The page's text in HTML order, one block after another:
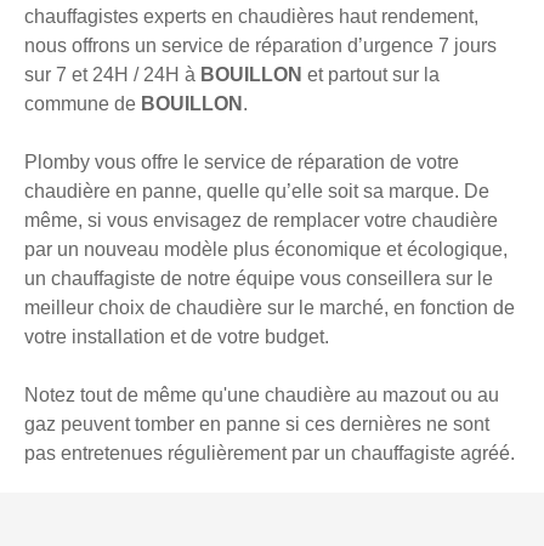
chauffagistes experts en chaudières haut rendement,
nous offrons un service de réparation d’urgence 7 jours
sur 7 et 24H / 24H à BOUILLON et partout sur la
commune de BOUILLON .
Plomby vous offre le service de réparation de votre
chaudière en panne, quelle qu’elle soit sa marque. De
même, si vous envisagez de remplacer votre chaudière
par un nouveau modèle plus économique et écologique,
un chauffagiste de notre équipe vous conseillera sur le
meilleur choix de chaudière sur le marché, en fonction de
votre installation et de votre budget.
Notez tout de même qu'une chaudière au mazout ou au
gaz peuvent tomber en panne si ces dernières ne sont
pas entretenues régulièrement par un chauffagiste agréé.